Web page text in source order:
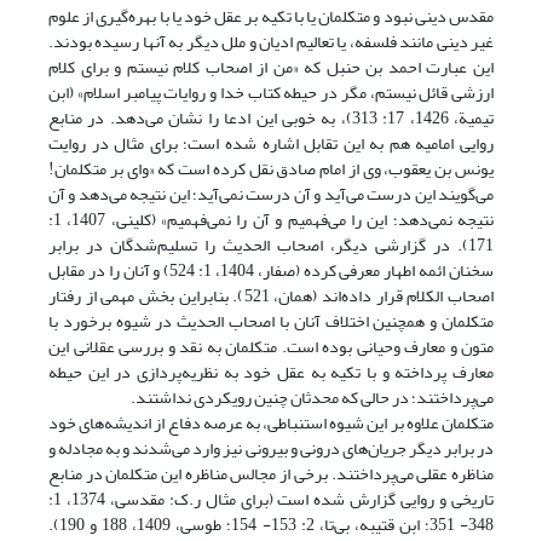
مقدس دینی نبود و متکلمان یا با تکیه بر عقل خود یا با بهره‌گیری از علوم
غیر دینی مانند فلسفه، یا تعالیم ادیان و ملل دیگر به آنها رسیده بودند.
این عبارت احمد بن حنبل که «من از اصحاب کلام نیستم و برای کلام
ارزشی قائل نیستم، مگر در حیطه کتاب خدا و روایات پیامبر اسلام» (ابن
تیمیة، 1426، 17: 313)، به خوبی این ادعا را نشان می‌دهد. در منابع
روایی امامیه هم به این تقابل اشاره شده است؛ برای مثال در روایت
یونس بن یعقوب، وی از امام صادق نقل کرده است که «وای بر متکلمان!
می‌گویند این درست می‌آید و آن درست نمی‌آید؛ این نتیجه می‌دهد و آن
نتیجه نمی‌دهد؛ این را می‌فهمیم و آن را نمی‌فهمیم» (کلینی، 1407، 1:
171). در گزارشی دیگر، اصحاب الحدیث را تسلیم‌شدگان در برابر
سخنان ائمه اطهار معرفی کرده‌ (صفار، 1404، 1: 524) و آنان را در مقابل
اصحاب الکلام قرار داده‌اند (همان، 521). بنابراین بخش مهمی از رفتار
متکلمان و همچنین اختلاف آنان با اصحاب الحدیث در شیوه برخورد با
متون و معارف وحیانی بوده است. متکلمان به نقد و بررسی عقلانی این
معارف پرداخته و با تکیه به عقل خود به نظریه‌پردازی در این حیطه
می‌پرداختند؛ در حالی که محدثان چنین رویکردی نداشتند.
متکلمان علاوه بر این شیوه استنباطی، به عرصه دفاع از اندیشه‌های خود
در برابر دیگر جریان‌های درونی و بیرونی نیز وارد می‌شدند و به مجادله و
مناظره عقلی می‌پرداختند. برخی از مجالس مناظره این متکلمان در منابع
تاریخی و روایی گزارش شده است (برای مثال ر.ک: مقدسی، 1374، 1:
348- 351؛ ابن قتیبه، بی‌تا، 2: 153- 154؛ طوسی، 1409، 188 و 190).